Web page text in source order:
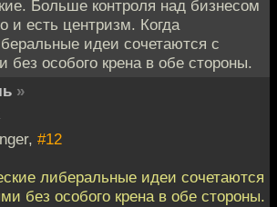
Больше контроля над бизнесом
и есть центризм. Когда
идеи сочетаются с
без особого крена в обе стороны.
»
#12
либеральные идеи сочетаются
без особого крена в обе стороны.